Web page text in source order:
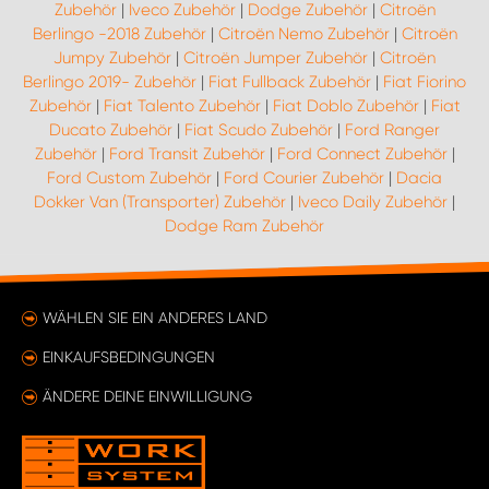
Zubehör| Iveco Zubehör| Dodge Zubehör| Citroën
Berlingo -2018 Zubehör| Citroën Nemo Zubehör| Citroën
Jumpy Zubehör | Citroën Jumper Zubehör | Citroën
Berlingo 2019- Zubehör | Fiat Fullback Zubehör | Fiat Fiorino
Zubehör| Fiat Talento Zubehör| Fiat Doblo Zubehör| Fiat
Ducato Zubehör | Fiat Scudo Zubehör | Ford Ranger
Zubehör| Ford Transit Zubehör| Ford Connect Zubehör|
Ford Custom Zubehör | Ford Courier Zubehör | Dacia
Dokker Van (Transporter) Zubehör | Iveco Daily Zubehör |
Dodge Ram Zubehör
WÄHLEN SIE EIN ANDERES LAND
EINKAUFSBEDINGUNGEN
ÄNDERE DEINE EINWILLIGUNG